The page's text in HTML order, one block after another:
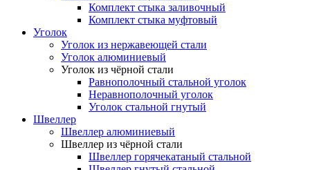
Комплект стыка заливочный
Комплект стыка муфтовый
Уголок
Уголок из нержавеющей стали
Уголок алюминиевый
Уголок из чёрной стали
Равнополочный стальной уголок
Неравнополочный уголок
Уголок стальной гнутый
Швеллер
Швеллер алюминиевый
Швеллер из чёрной стали
Швеллер горячекатаный стальной